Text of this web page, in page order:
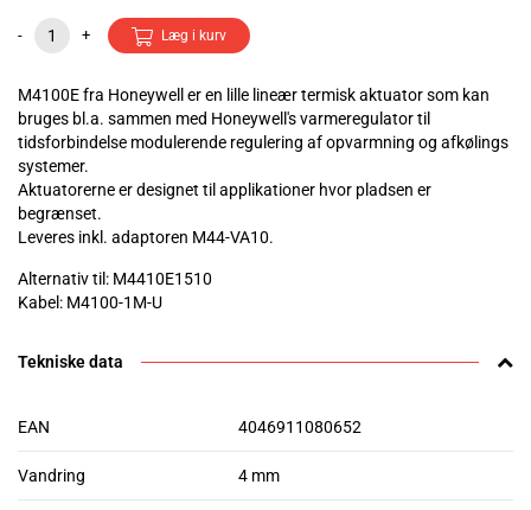
- + Læg i kurv
M4100E fra Honeywell er en lille lineær termisk aktuator som kan
bruges bl.a. sammen med Honeywell's varmeregulator til
tidsforbindelse modulerende regulering af opvarmning og afkølings
systemer.
Aktuatorerne er designet til applikationer hvor pladsen er
begrænset.
Leveres inkl. adaptoren M44-VA10.
Alternativ til: M4410E1510
Kabel: M4100-1M-U
Tekniske data
EAN 4046911080652
Vandring 4 mm